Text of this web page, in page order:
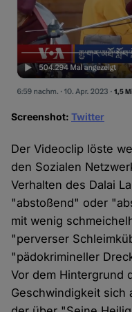
Screenshot:Twitter
Der Videoclip löste
den Sozialen
Verhalten des Dalai
"abstoßend" oder
mit wenig
"perverser
"pädokrimineller
Vor dem Hintergrund
Geschwindigkeit sich